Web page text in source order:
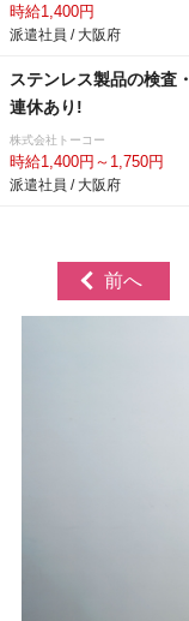
時給1,400円
派遣社員 / 大阪府
ステンレス製品の検査
連休あり!
株式会社トーコー
時給1,400円～1,750円
派遣社員 / 大阪府
前へ